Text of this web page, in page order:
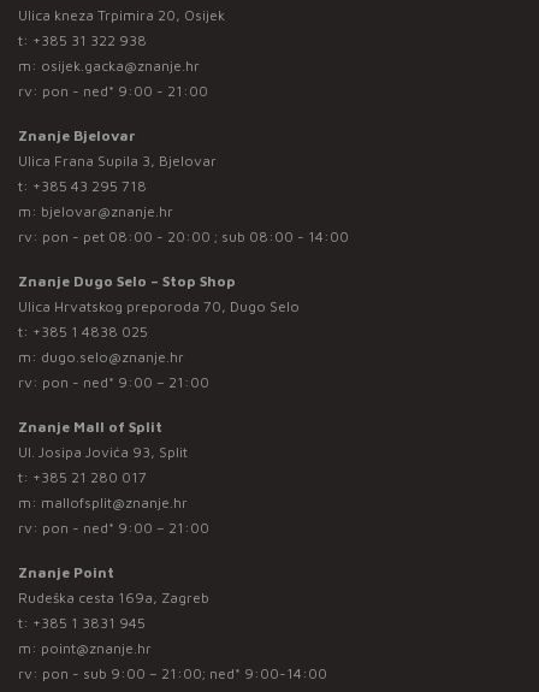
Ulica kneza Trpimira 20, Osijek
t: +385 31 322 938
m: osijek.gacka@znanje.hr
rv: pon - ned* 9:00 - 21:00
Znanje Bjelovar
Ulica Frana Supila 3, Bjelovar
t: +385 43 295 718
m: bjelovar@znanje.hr
rv: pon - pet 08:00 - 20:00 ; sub 08:00 - 14:00
Znanje Dugo Selo – Stop Shop
Ulica Hrvatskog preporoda 70, Dugo Selo
t: +385 1 4838 025
m: dugo.selo@znanje.hr
rv: pon - ned* 9:00 – 21:00
Znanje Mall of Split
Ul. Josipa Jovića 93, Split
t: +385 21 280 017
m: mallofsplit@znanje.hr
rv: pon - ned* 9:00 – 21:00
Znanje Point
Rudeška cesta 169a, Zagreb
t: +385 1 3831 945
m: point@znanje.hr
rv: pon - sub 9:00 – 21:00; ned* 9:00-14:00